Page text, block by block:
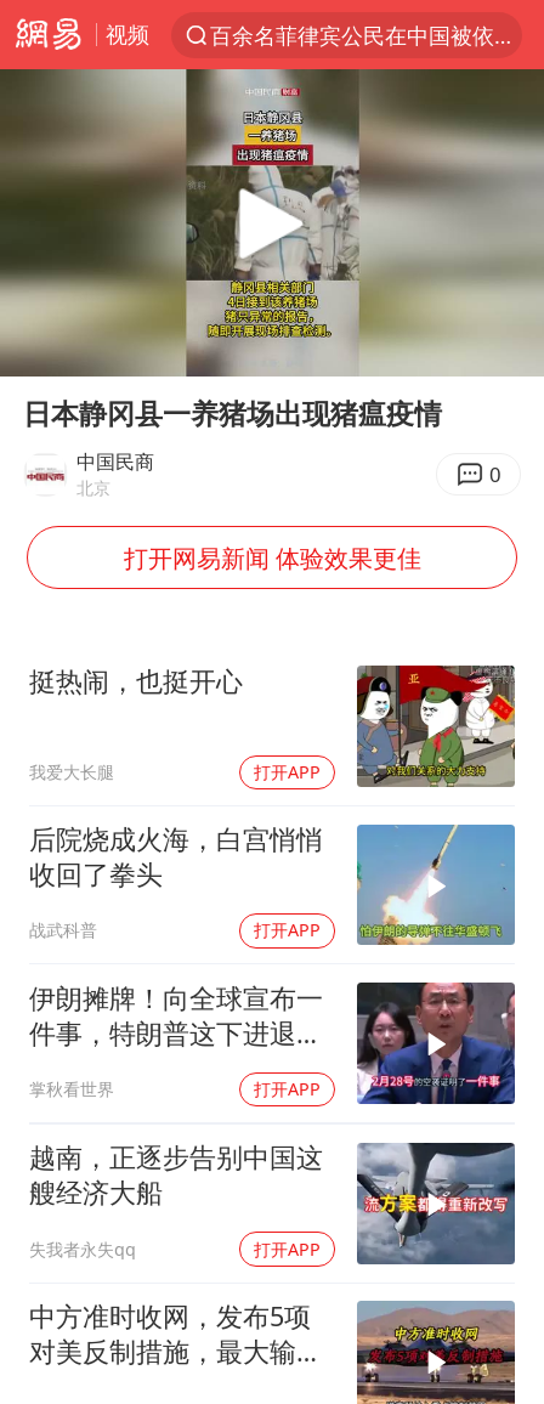
视频
百余名菲律宾公民在中国被依法处理
中使馆：重大涉诈逃犯檀某落网
台湾不是国家不存在“国格”
哥伦比亚强震已致超20人死亡
哥伦比亚发生7.5级地震
我国民营企业创新动能持续增强
高铁双人座被免票儿童挤成3人座
易烊千玺金鸡百花双料影帝
中方：奉劝美方解除对古巴制裁封锁
“老戏骨”秦焰去世
广岛长崎的昨天未必不会是日本的明天
真理之光，何以能照亮复兴之路？
Play
00:00
日本静冈县一养猪场出现猪瘟疫情
中国民商
北京 0
打开网易新闻 体验效果更佳
挺热闹，也挺开心
我爱大长腿 打开APP
后院烧成火海，白宫悄悄
收回了拳头
战武科普 打开APP
伊朗摊牌！向全球宣布一
件事，特朗普这下进退两
掌秋看世界 打开APP
越南，正逐步告别中国这
艘经济大船
失我者永失qq 打开APP
中方准时收网，发布5项
对美反制措施，最大输家